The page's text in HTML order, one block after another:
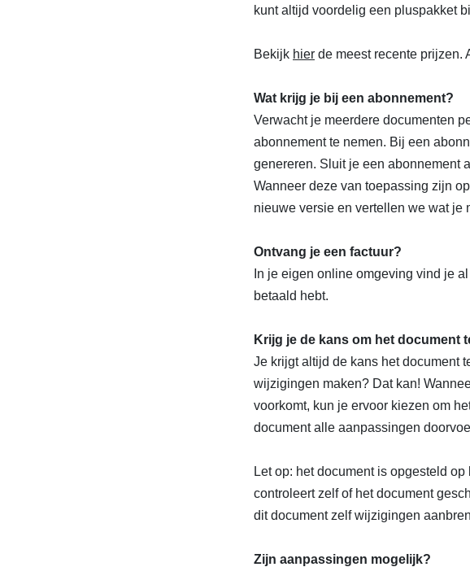
kunt altijd voordelig een pluspakket
Bekijk hier de meest recente prijzen.
Wat krijg je bij een abonnement?
Verwacht je meerdere documenten
abonnement te nemen. Bij een
genereren. Sluit je een abonnement
Wanneer deze van toepassing zijn
nieuwe versie en vertellen we wat je
Ontvang je een factuur?
In je eigen online omgeving vind je
betaald hebt.
Krijg je de kans om het document
Je krijgt altijd de kans het document
wijzigingen maken? Dat kan!
voorkomt, kun je ervoor kiezen om
document alle aanpassingen
Let op: het document is opgesteld
controleert zelf of het document
dit document zelf wijzigingen
Zijn aanpassingen mogelijk?